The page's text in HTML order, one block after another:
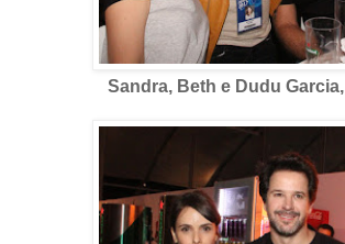
Sandra, Beth e Dudu Garcia,